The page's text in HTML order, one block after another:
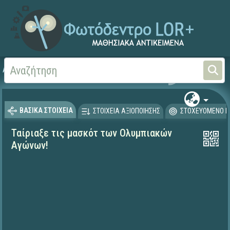
Αρχική Γεωγραφία-Γεωλογία
ΒΑΣΙΚΑ ΣΤΟΙΧΕΙΑ ΣΤΟΙΧΕΙΑ ΑΞΙΟΠΟΙΗΣΗΣ ΣΤΟΧΕΥΟΜΕΝΟ
Ταίριαξε τις μασκότ των Ολυμπιακών
Αγώνων!